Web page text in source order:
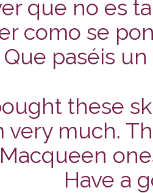
que no es
como se
Que paséis
these
very much.
Macqueen
Have a